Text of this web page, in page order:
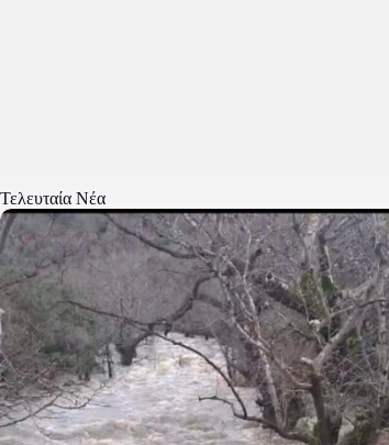
Τελευταία Νέα